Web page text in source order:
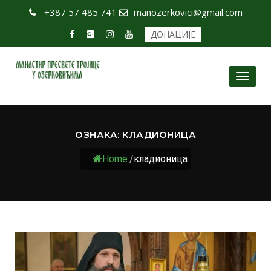
+387 57 485 741 manozerkovici@gmail.com
ДОНАЦИЈЕ
Toggle
ОЗНАКА: КЛАДИОНИЦА
Home /кладионица